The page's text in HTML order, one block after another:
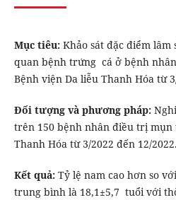
Mục tiêu:Khảo sát đặc điểm lâm
quan bệnh trứng cá ở bệnh
Bệnh viện Da liễu Thanh Hóa từ
Đối tượng và phương pháp:
trên 150 bệnh nhân điều trị mụn
Thanh Hóa từ 3/2022 đến 12/2022.
Kết quả:Tỷ lệ nam cao hơn so
trung bình là 18,1±5,7 tuổi với